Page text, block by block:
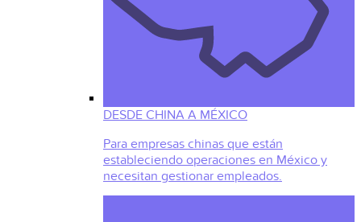
DESDE CHINA A MÉXICO
Para empresas chinas que están
estableciendo operaciones en México y
necesitan gestionar empleados.